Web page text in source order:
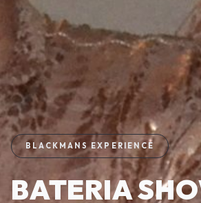
BLACKMANS EXPERIENCE
BATERIA